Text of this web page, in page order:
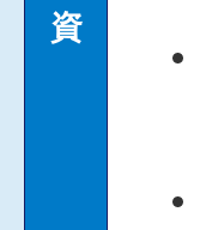
資